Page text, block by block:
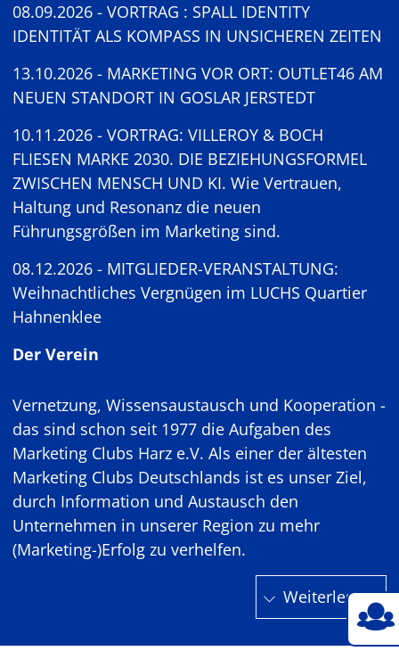
08.09.2026 - VORTRAG : SPALL IDENTITY
IDENTITÄT ALS KOMPASS IN UNSICHEREN ZEITEN
13.10.2026 - MARKETING VOR ORT: OUTLET46 AM
NEUEN STANDORT IN GOSLAR JERSTEDT
10.11.2026 - VORTRAG: VILLEROY & BOCH
FLIESEN MARKE 2030. DIE BEZIEHUNGSFORMEL
ZWISCHEN MENSCH UND KI. Wie Vertrauen,
Haltung und Resonanz die neuen
Führungsgrößen im Marketing sind.
08.12.2026 - MITGLIEDER-VERANSTALTUNG:
Weihnachtliches Vergnügen im LUCHS Quartier
Hahnenklee
Der Verein
Vernetzung, Wissensaustausch und Kooperation -
das sind schon seit 1977 die Aufgaben des
Marketing Clubs Harz e.V. Als einer der ältesten
Marketing Clubs Deutschlands ist es unser Ziel,
durch Information und Austausch den
Unternehmen in unserer Region zu mehr
(Marketing-)Erfolg zu verhelfen.
Weiterlesen